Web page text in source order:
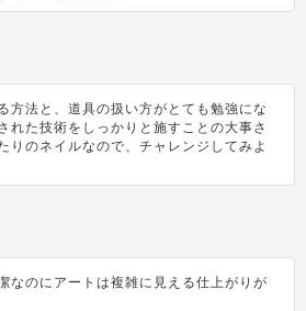
方法と、道具の扱い方がとても勉強にな
れた技術をしっかりと施すことの大事さ
りのネイルなので、チャレンジしてみよ
なのにアートは複雑に見える仕上がりが